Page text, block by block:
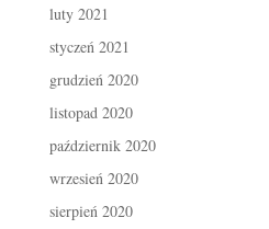
luty 2021
styczeń 2021
grudzień 2020
listopad 2020
październik 2020
wrzesień 2020
sierpień 2020